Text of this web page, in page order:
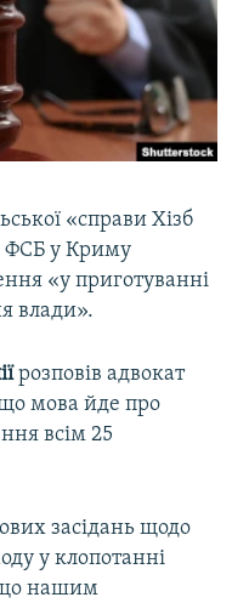
«справи Хізб
ФСБ у Криму
«у приготуванні
влади».
розповів адвокат
мова йде про
всім 25
засідань щодо
у клопотанні
що нашим